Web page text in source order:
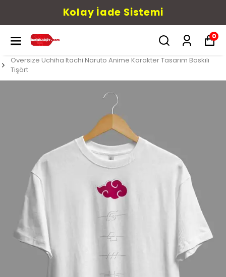
Kolay İade Sistemi
0
Oversize Uchiha Itachi Naruto Anime Karakter Tasarım Baskılı
Tişört